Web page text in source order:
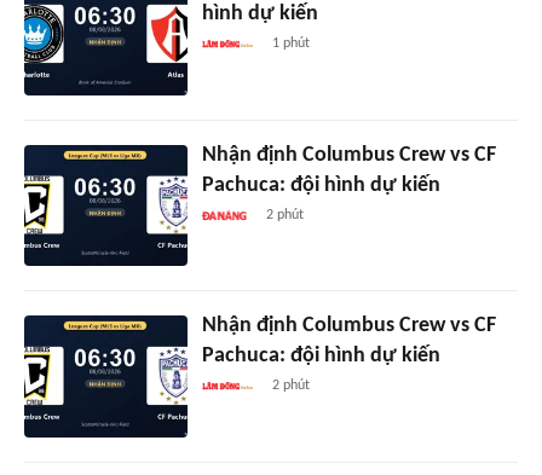
hình dự kiến
1 phút
Nhận định Columbus Crew vs CF
Pachuca: đội hình dự kiến
2 phút
Nhận định Columbus Crew vs CF
Pachuca: đội hình dự kiến
2 phút